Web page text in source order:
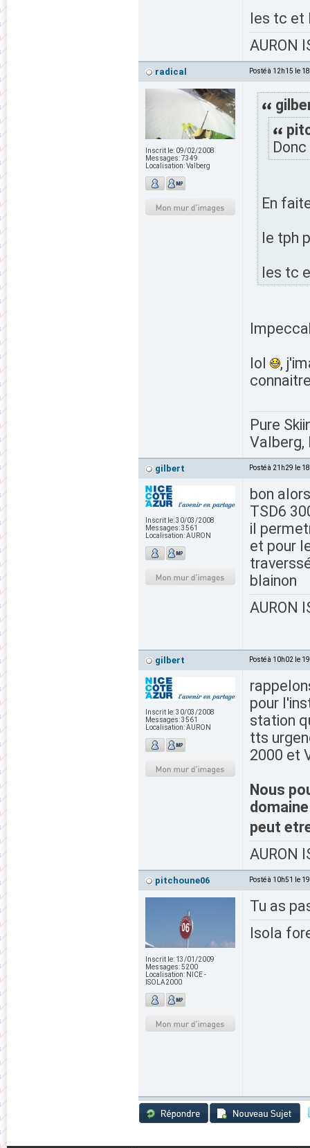
les tc et
AURON
radical Posté à 12h15 le
Inscrit le: 09/02/2008
Messages:7349
Localisation:Valberg
En
le tph
les tc
lol
,
Pure
Valberg,
gilbert Posté à 21h29 le
Inscrit le:30/03/2008
Messages:3561
Localisation:AURON
bon
TSD6
il
et pour
blainon
AURON
gilbert Posté à 10h02 le
Inscrit le:30/03/2008
Messages:3561
Localisation:AURON
pour
station
tts
2000 et
Nous
peut
AURON
pitchoune06 Posté à 10h51 le
Inscrit le: 13/01/2009
Messages:5200
Localisation: NICE -
ISOLA2000
Tu as
Isola